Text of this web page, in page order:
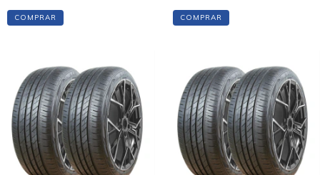
COMPRAR COMPRAR